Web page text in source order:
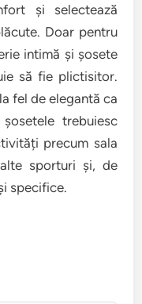
și selectează
Doar pentru
intimă și șosete
să fie plictisitor.
fel de elegantă ca
trebuiesc
precum sala
sporturi și, de
specifice.